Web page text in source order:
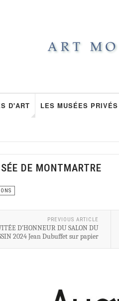
D'ART LES MUSÉES PRIVÉS
DE MONTMARTRE
PREVIOUS ARTICLE
D’HONNEUR DU SALON DU
2024 Jean Dubuffet sur papier